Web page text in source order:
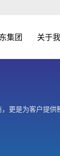
集团 关于
更是为客户提